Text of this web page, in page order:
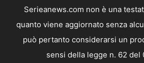
Serieanews.com non è una
quanto viene aggiornato senza
può pertanto considerarsi un
sensi della legge n. 62 del